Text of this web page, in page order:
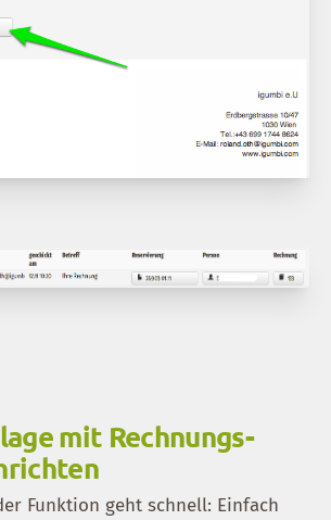
mit Rechnungs-
Funktion geht schnell: Einfach